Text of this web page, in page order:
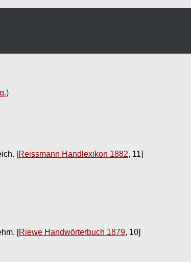
[Reissmann Handlexikon 1882, 11]
[Riewe Handwörterbuch 1879, 10]